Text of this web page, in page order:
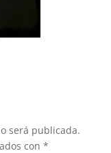
será publicada.
con *